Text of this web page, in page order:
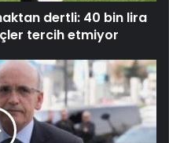
dertli: 40 bin lira
tercih etmiyor